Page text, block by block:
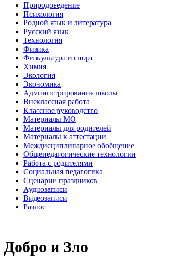
Природоведение
Психология
Родной язык и литература
Русский язык
Технология
Физика
Физкультура и спорт
Химия
Экология
Экономика
Администрирование школы
Внеклассная работа
Классное руководство
Материалы МО
Материалы для родителей
Материалы к аттестации
Междисциплинарное обобщение
Общепедагогические технологии
Работа с родителями
Социальная педагогика
Сценарии праздников
Аудиозаписи
Видеозаписи
Разное
Добро и Зло